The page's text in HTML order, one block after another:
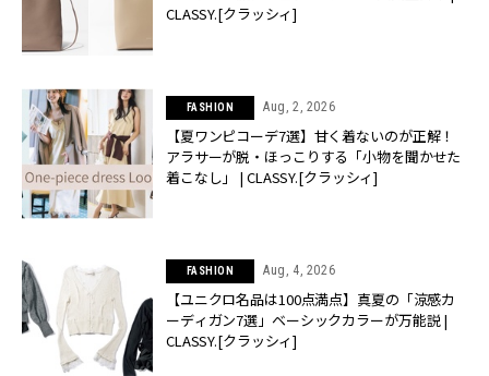
CLASSY.[クラッシィ]
FASHION Aug, 2, 2026
【夏ワンピコーデ7選】甘く着ないのが正解！
アラサーが脱・ほっこりする「小物を聞かせた
着こなし」 | CLASSY.[クラッシィ]
FASHION Aug, 4, 2026
【ユニクロ名品は100点満点】真夏の「涼感カ
ーディガン7選」ベーシックカラーが万能説 |
CLASSY.[クラッシィ]